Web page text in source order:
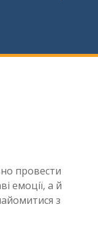
провести
емоції, а й
з